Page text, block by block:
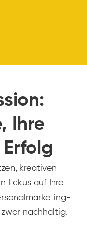
Ihre
kreativen
Fokus auf Ihre
nachhaltig.